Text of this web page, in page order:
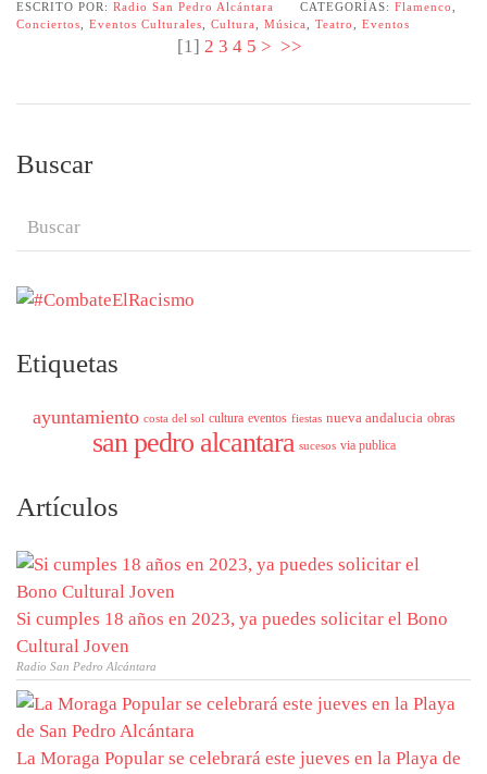
ESCRITO POR: Radio San Pedro Alcántara CATEGORÍAS: Flamenco
Conciertos
Eventos Culturales Cultura Música Teatro Eventos
[1] 2 3 4 5 > >>
Buscar
Etiquetas
ayuntamiento costa del sol cultura eventos fiestas nueva andalucia obras
san pedro alcantara sucesos via publica
Artículos
Si cumples 18 años en 2023, ya puedes solicitar el Bono
Cultural Joven
Radio San Pedro Alcántara
La Moraga Popular se celebrará este jueves en la Playa de